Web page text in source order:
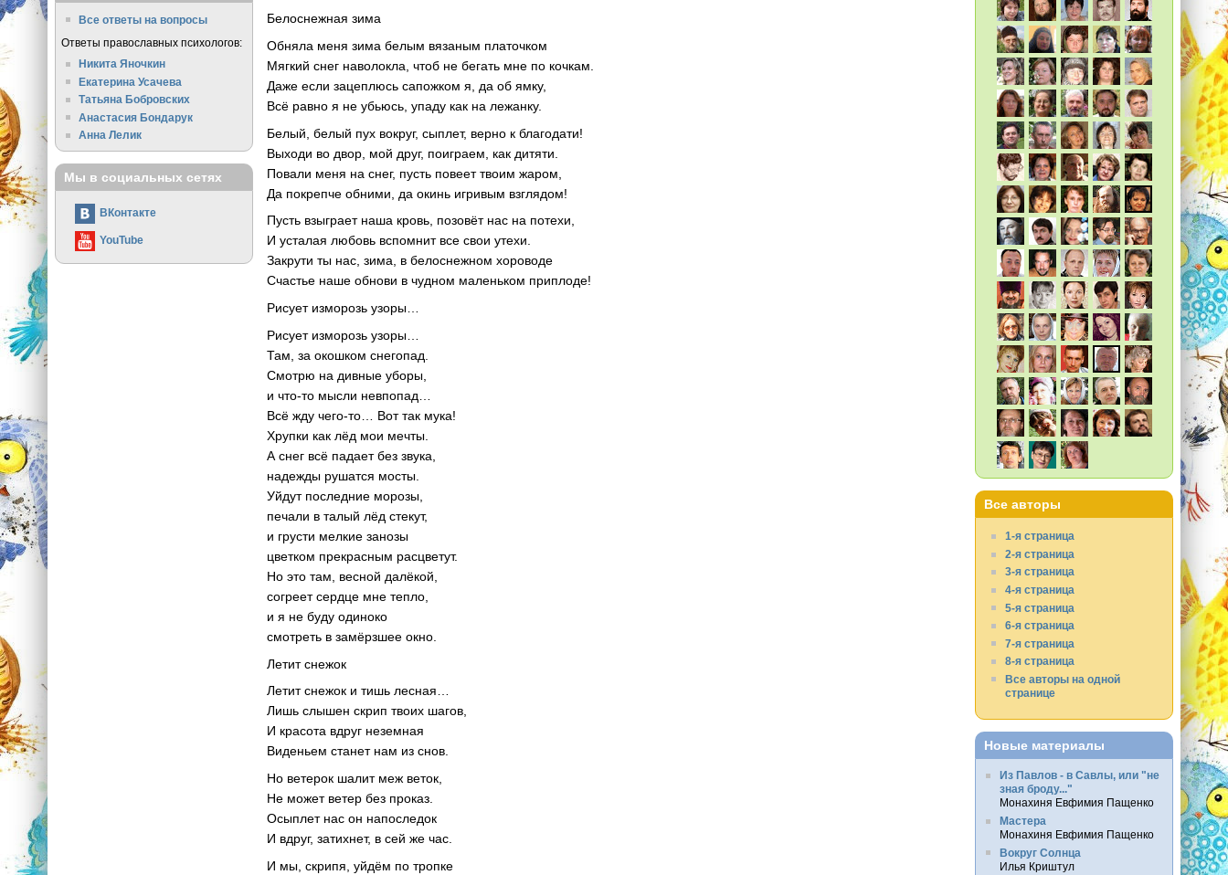
Белоснежная зима
Обняла меня зима белым вязаным платочком
Мягкий снег наволокла, чтоб не бегать мне по кочкам.
Даже если зацеплюсь сапожком я, да об ямку,
Всё равно я не убьюсь, упаду как на лежанку.
Белый, белый пух вокруг, сыплет, верно к благодати!
Выходи во двор, мой друг, поиграем, как дитяти.
Повали меня на снег, пусть повеет твоим жаром,
Да покрепче обними, да окинь игривым взглядом!
Пусть взыграет наша кровь, позовёт нас на потехи,
И усталая любовь вспомнит все свои утехи.
Закрути ты нас, зима, в белоснежном хороводе
Счастье наше обнови в чудном маленьком приплоде!
Рисует изморозь узоры…
Рисует изморозь узоры…
Там, за окошком снегопад.
Смотрю на дивные уборы,
и что-то мысли невпопад…
Всё жду чего-то… Вот так мука!
Хрупки как лёд мои мечты.
А снег всё падает без звука,
надежды рушатся мосты.
Уйдут последние морозы,
печали в талый лёд стекут,
и грусти мелкие занозы
цветком прекрасным расцветут.
Но это там, весной далёкой,
согреет сердце мне тепло,
и я не буду одиноко
смотреть в замёрзшее окно.
Летит снежок
Летит снежок и тишь лесная…
Лишь слышен скрип твоих шагов,
И красота вдруг неземная
Виденьем станет нам из снов.
Но ветерок шалит меж веток,
Не может ветер без проказ.
Осыплет нас он напоследок
И вдруг, затихнет, в сей же час.
И мы, скрипя, уйдём по тропке
Все ответы на вопросы
Ответы православных психологов:
Никита Яночкин
Екатерина Усачева
Татьяна Бобровских
Анастасия Бондарук
Анна Лелик
Мы в социальных сетях
ВКонтакте
YouTube
Все авторы
1-я страница
2-я страница
3-я страница
4-я страница
5-я страница
6-я страница
7-я страница
8-я страница
Все авторы на одной
странице
Новые материалы
Из Павлов - в Савлы, или "не
зная броду..."
Монахиня Евфимия Пащенко
Мастера
Монахиня Евфимия Пащенко
Вокруг Солнца
Илья Криштул